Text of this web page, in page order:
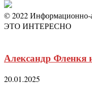
© 2022 Информационно-
ЭТО ИНТЕРЕСНО
Александр
20.01.2025